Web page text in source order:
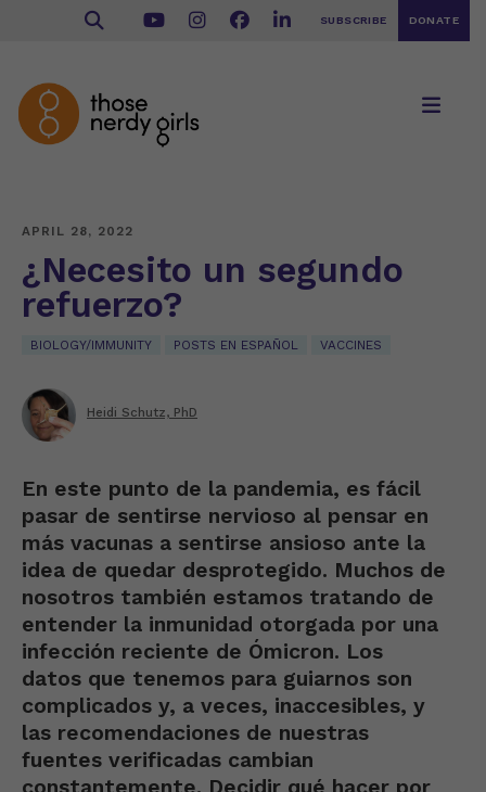
SUBSCRIBE DONATE
APRIL 28, 2022
¿Necesito un segundo
refuerzo?
BIOLOGY/IMMUNITY POSTS EN ESPAÑOL VACCINES
Heidi Schutz, PhD
En este punto de la pandemia, es fácil
pasar de sentirse nervioso al pensar en
más vacunas a sentirse ansioso ante la
idea de quedar desprotegido. Muchos de
nosotros también estamos tratando de
entender la inmunidad otorgada por una
infección reciente de Ómicron. Los
datos que tenemos para guiarnos son
complicados y, a veces, inaccesibles, y
las recomendaciones de nuestras
fuentes verificadas cambian